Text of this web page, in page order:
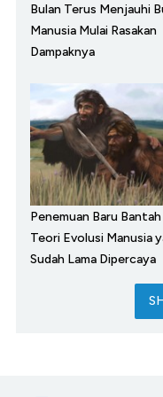
Bulan Terus Menjauhi
Manusia Mulai Rasakan
Dampaknya
Penemuan Baru Bantah
Teori Evolusi Manusia
Sudah Lama Dipercaya